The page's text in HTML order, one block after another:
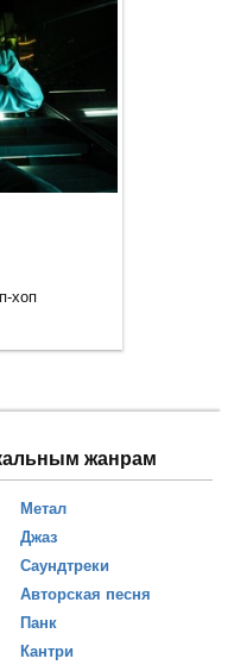
хоп
жанрам
Метал
Джаз
Саундтреки
Авторская песня
Панк
Кантри